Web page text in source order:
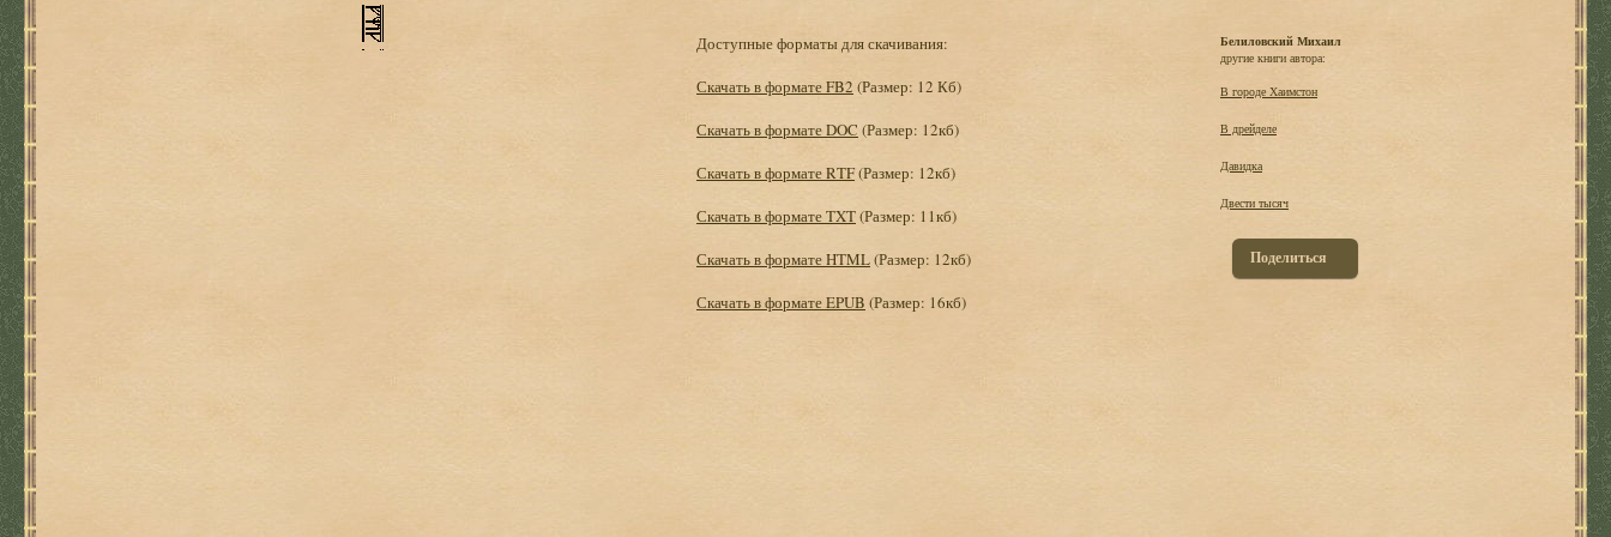
Доступные форматы для скачивания:
Скачать в формате FB2 (Размер: 12 Кб)
Скачать в формате DOC (Размер: 12кб)
Скачать в формате RTF(Размер: 12кб)
Скачать в формате TXT(Размер: 11кб)
Скачать в формате HTML(Размер: 12кб)
Скачать в формате EPUB (Размер: 16кб)
Белиловский Михаил
другие книги автора:
В городе Хаимстон
В дрейделе
Давидка
Двести тысяч
Поделиться